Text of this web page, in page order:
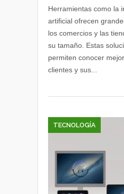
Herramientas como la
artificial ofrecen
los comercios y las
su tamaño. Estas
permiten conocer
clientes y sus...
TECNOLOGÍA